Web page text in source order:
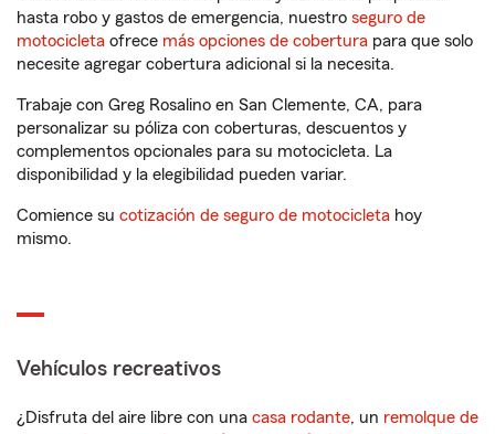
hasta robo y gastos de emergencia, nuestro seguro de
motocicleta ofrece más opciones de cobertura para que solo
necesite agregar cobertura adicional si la necesita.
Trabaje con Greg Rosalino en San Clemente, CA, para
personalizar su póliza con coberturas, descuentos y
complementos opcionales para su motocicleta. La
disponibilidad y la elegibilidad pueden variar.
Comience su cotización de seguro de motocicleta hoy
mismo.
Vehículos recreativos
¿Disfruta del aire libre con una casa rodante, un remolque de